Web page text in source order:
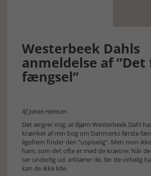
Westerbeek Dahls
anmeldelse af
fængsel”
Af Johan Heinsen
Det ærgrer mig, at Bjørn Westerbeek Dahl
krænket af min bog om Danmarks første
ligefrem finder den “uspiselig”. Men mon
ham, som det ofte er med de kræsne: Når
ser underlig ud, erklærer de, før de virkelig
kan de ikke lide.